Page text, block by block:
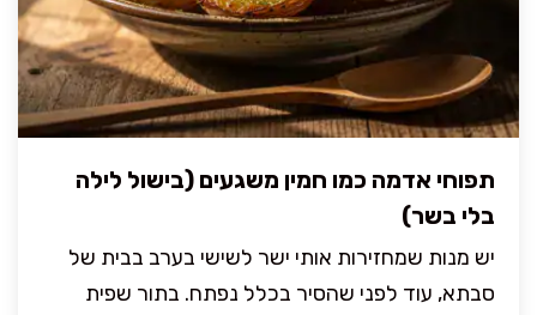
תפוחי אדמה כמו חמין משגעים (בישול לילה
בלי בשר)
יש מנות שמחזירות אותי ישר לשישי בערב בבית של
סבתא, עוד לפני שהסיר בכלל נפתח. בתור שפית